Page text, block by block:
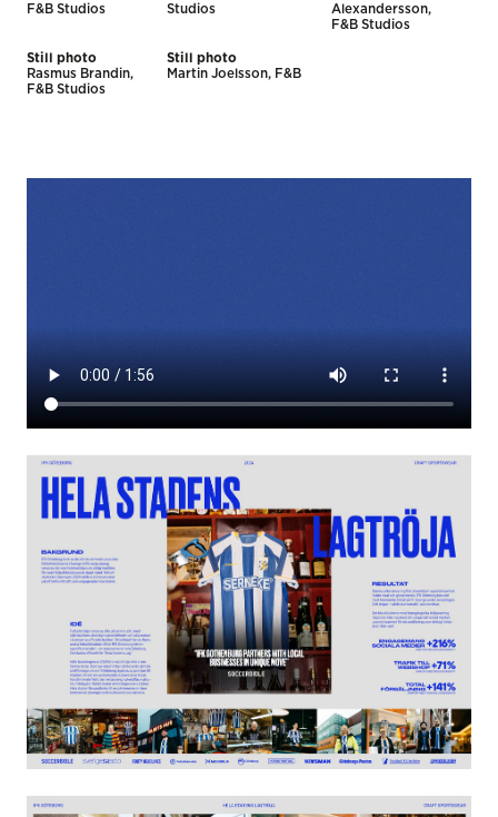
F&B Studios Studios
Alexandersson,
F&B Studios
Still photo
Rasmus Brandin,
F&B Studios
Still photo
Martin Joelsson, F&B